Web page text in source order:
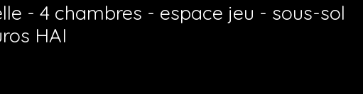
- 4 chambres - espace jeu - sous-sol
HAI